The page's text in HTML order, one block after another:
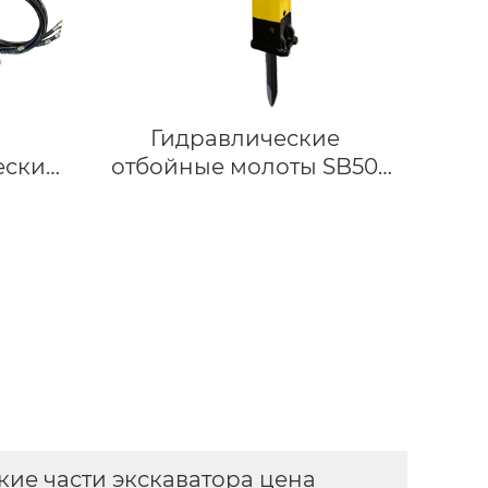
Гидравлические
отбойные молоты SB50
части экскаватора цена